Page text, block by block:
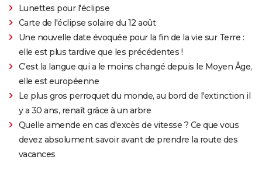
Lunettes pour l'éclipse
Carte de l'éclipse solaire du 12 août
Une nouvelle date évoquée pour la fin de la vie sur Terre :
elle est plus tardive que les précédentes !
C'est la langue qui a le moins changé depuis le Moyen Âge,
elle est européenne
Le plus gros perroquet du monde, au bord de l'extinction il
y a 30 ans, renaît grâce à un arbre
Quelle amende en cas d'excès de vitesse ? Ce que vous
devez absolument savoir avant de prendre la route des
vacances